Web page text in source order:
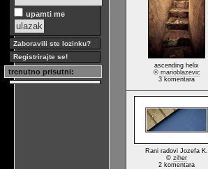
upamti me
Zaboravili ste lozinku?
Registrirajte se!
trenutno prisutni:
ascending helix
© marioblazevic
3 komentara
Rani radovi Jozefa K.
© ziher
2 komentara